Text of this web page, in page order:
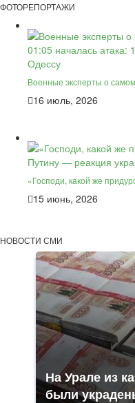
ФОТОРЕПОРТАЖИ
Военные эксперты о
16 июль, 2026
«Господи, какой же
15 июнь, 2026
НОВОСТИ СМИ
На Урале из
были